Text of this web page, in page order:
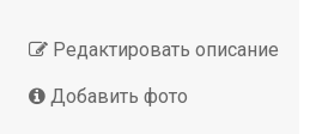
Редактировать описание
Добавить фото